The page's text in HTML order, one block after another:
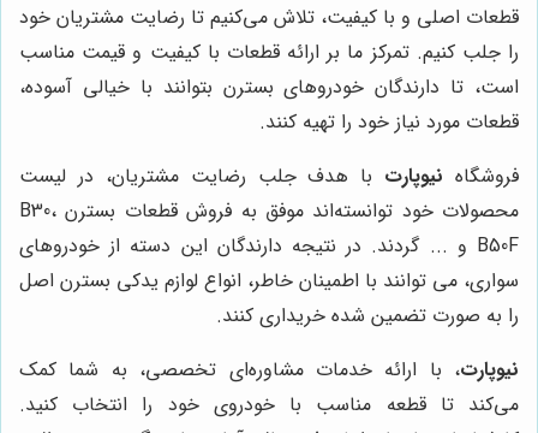
قطعات اصلی و با کیفیت، تلاش می‌کنیم تا رضایت مشتریان خود
را جلب کنیم. تمرکز ما بر ارائه قطعات با کیفیت و قیمت مناسب
است، تا دارندگان خودروهای بسترن بتوانند با خیالی آسوده،
قطعات مورد نیاز خود را تهیه کنند.
فروشگاه نیوپارت با هدف جلب رضایت مشتریان، در لیست
محصولات خود توانسته‌اند موفق به فروش قطعات بسترن B30،
B50F و ... گردند. در نتیجه دارندگان این دسته از خودروهای
سواری، می توانند با اطمینان خاطر، انواع لوازم یدکی بسترن اصل
را به صورت تضمین شده خریداری کنند.
نیوپارت، با ارائه خدمات مشاوره‌ای تخصصی، به شما کمک
می‌کند تا قطعه مناسب با خودروی خود را انتخاب کنید.